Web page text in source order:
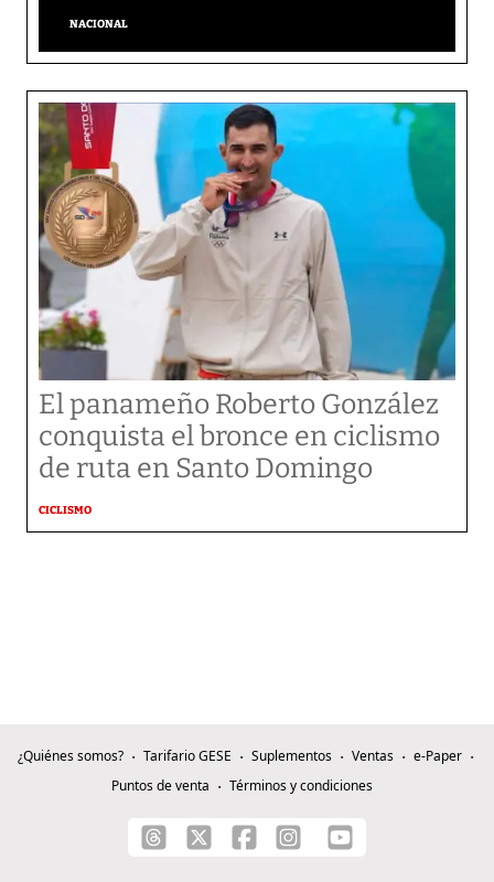
NACIONAL
El panameño Roberto González
conquista el bronce en ciclismo
de ruta en Santo Domingo
CICLISMO
¿Quiénes somos? Tarifario GESE Suplementos Ventas
e-Paper
Puntos de venta
Términos y condiciones